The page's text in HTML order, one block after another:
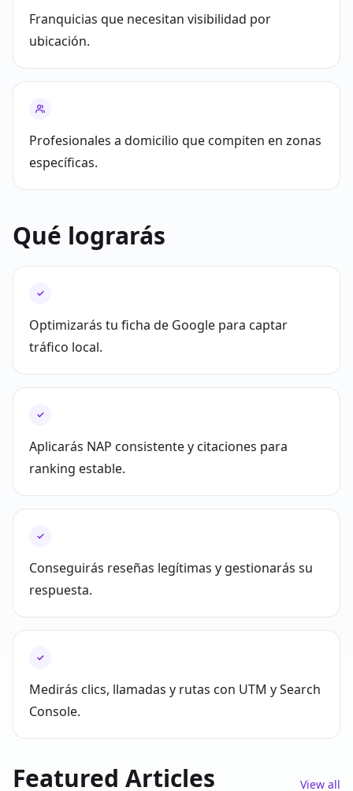
Franquicias que necesitan visibilidad por
ubicación.
Profesionales a domicilio que compiten en zonas
específicas.
Qué lograrás
✓
Optimizarás tu ficha de Google para captar
tráfico local.
✓
Aplicarás NAP consistente y citaciones para
ranking estable.
✓
Conseguirás reseñas legítimas y gestionarás su
respuesta.
✓
Medirás clics, llamadas y rutas con UTM y Search
Console.
Featured Articles View all